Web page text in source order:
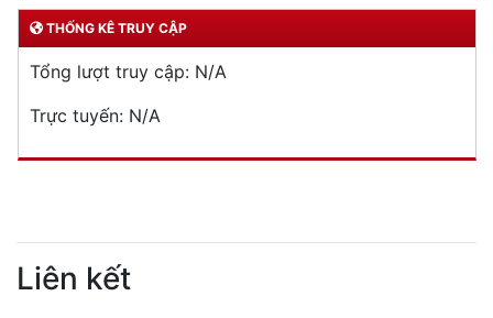
THỐNG KÊ TRUY CẬP
Tổng lượt truy cập: N/A
Trực tuyến: N/A
Liên kết